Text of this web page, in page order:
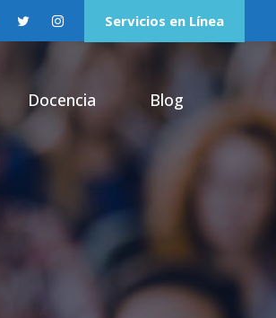
Servicios en Línea
Docencia Blog